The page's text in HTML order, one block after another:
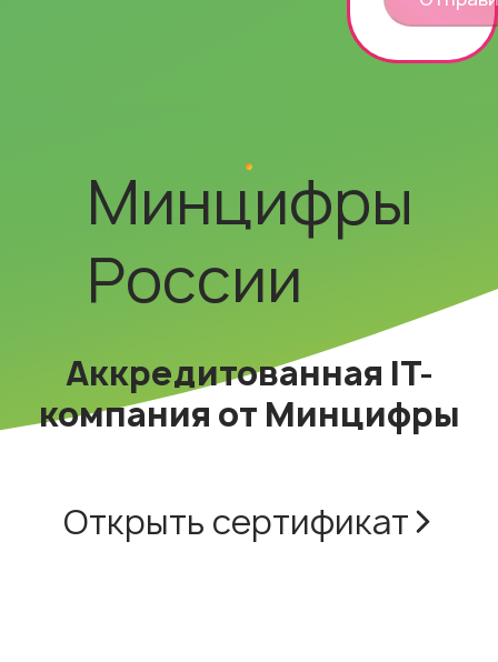
Минцифры
России
Аккредитованная IT-
компания от Минцифры
Открыть сертификат